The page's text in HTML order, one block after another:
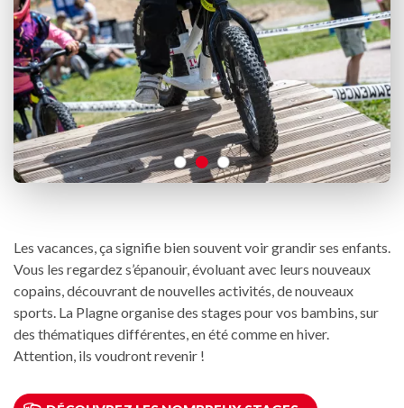
Les vacances, ça signifie bien souvent voir grandir ses enfants.
Vous les regardez s’épanouir, évoluant avec leurs nouveaux
copains, découvrant de nouvelles activités, de nouveaux
sports. La Plagne organise des stages pour vos bambins, sur
des thématiques différentes, en été comme en hiver.
Attention, ils voudront revenir !